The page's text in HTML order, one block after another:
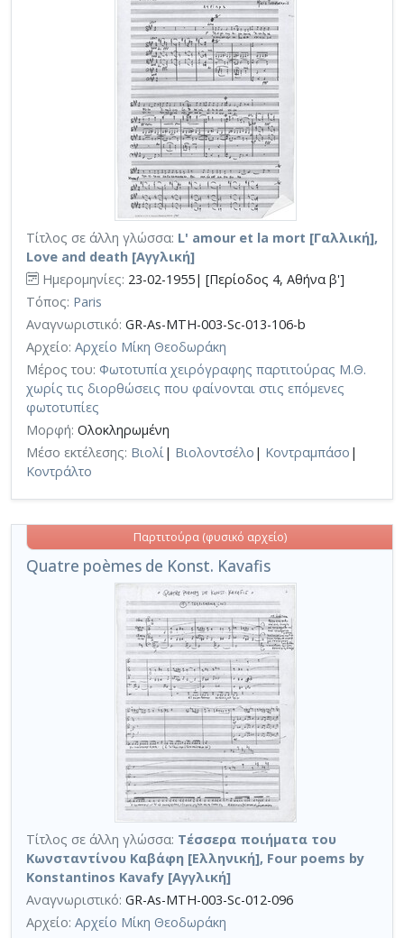
Τίτλος σε άλλη γλώσσα: L' amour et la mort [Γαλλική],
Love and death [Αγγλική]
Ημερομηνίες: 23-02-1955| [Περίοδος 4, Αθήνα β']
Τόπος: Paris
Αναγνωριστικό: GR-As-MTH-003-Sc-013-106-b
Αρχείο: Αρχείο Μίκη Θεοδωράκη
Μέρος του: Φωτοτυπία χειρόγραφης παρτιτούρας Μ.Θ.
χωρίς τις διορθώσεις που φαίνονται στις επόμενες
φωτοτυπίες
Μορφή: Ολοκληρωμένη
Μέσο εκτέλεσης: Βιολί | Βιολοντσέλο | Κοντραμπάσο |
Κοντράλτο
Quatre poèmes de Konst. Kavafis
Παρτιτούρα (φυσικό αρχείο)
Τίτλος σε άλλη γλώσσα: Τέσσερα ποιήματα του
Κωνσταντίνου Καβάφη [Ελληνική], Four poems by
Konstantinos Kavafy [Αγγλική]
Αναγνωριστικό: GR-As-MTH-003-Sc-012-096
Αρχείο: Αρχείο Μίκη Θεοδωράκη